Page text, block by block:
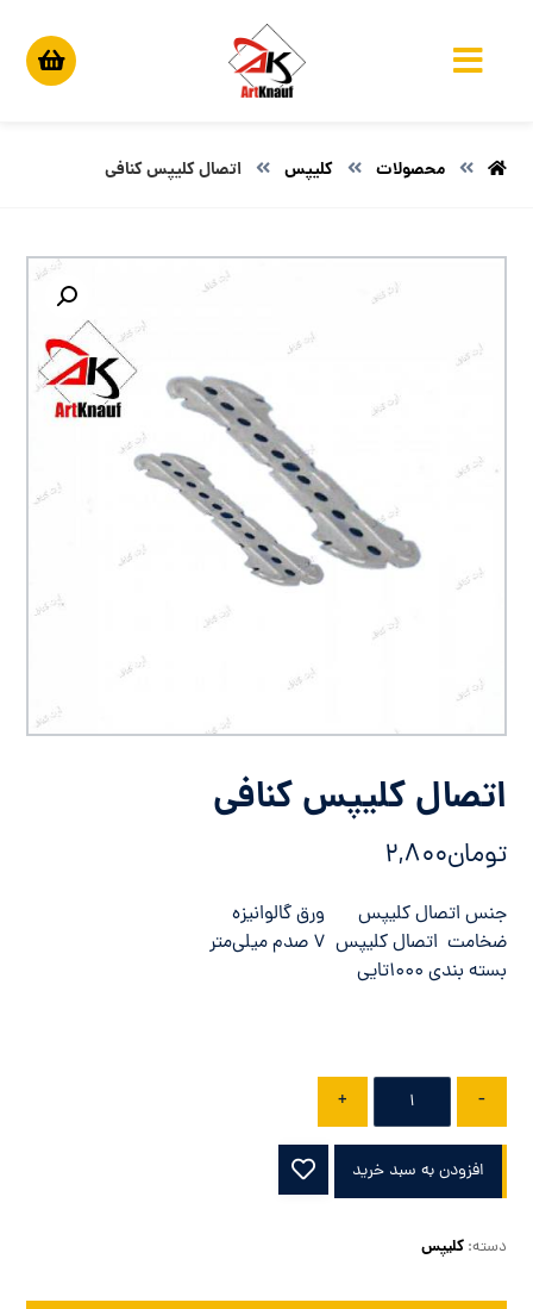
محصولات کلیپس اتصال کلیپس کنافی
اتصال کلیپس کنافی
تومان۲,۸۰۰
جنس اتصال کلیپس ورق گالوانیزه
ضخامت اتصال کلیپس ۷ صدم میلی‌متر
بسته بندی ۱۰۰۰تایی
-
+
افزودن به سبد خرید
دسته:کلیپس